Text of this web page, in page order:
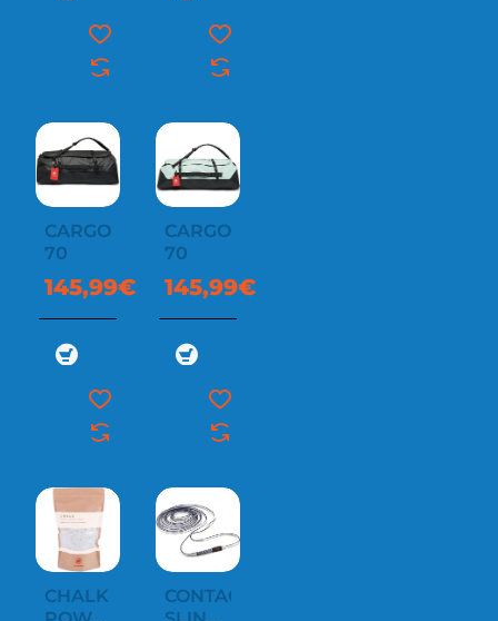
CARGO
70
145,99€
CARGO
70
145,99€
CHALK
CONTACT